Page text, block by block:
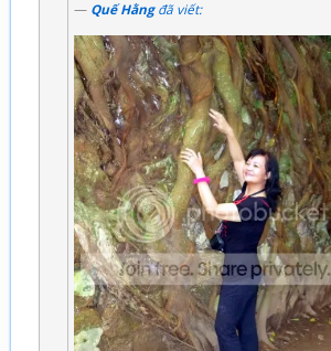
Quế Hằngđã viết: